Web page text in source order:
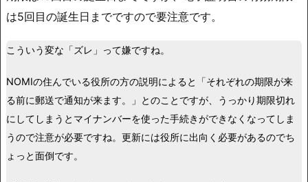
は5回目の誕生日までですので要注意です。
こういう変な「ズレ」って嫌ですね。
NOMIの住んでいる役所の方の説明によると「それぞれの期限が来
る前に郵送で通知が来ます。」とのことですが、うっかり期限切れ
にしてしまうとマイナンバーを使った手続きができなくなってしま
うので注意が必要ですね。更新には役所に出向く必要があるのでち
ょっと面倒です。